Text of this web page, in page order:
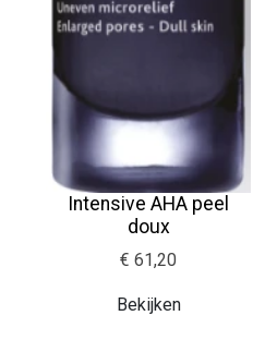
Intensive AHA peel
doux
€ 61,20
Bekijken